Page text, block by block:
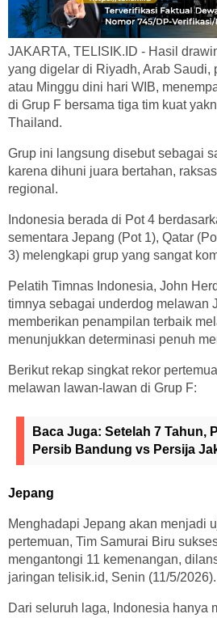
JAKARTA, TELISIK.ID - Hasil
yang digelar di Riyadh, Arab Saudi,
atau Minggu dini hari WIB,
di Grup F bersama tiga tim kuat
Thailand.
Grup ini langsung disebut sebagai
karena dihuni juara bertahan,
regional.
Indonesia berada di Pot 4
sementara Jepang (Pot 1), Qatar
3) melengkapi grup yang sangat
Pelatih Timnas Indonesia, John
timnya sebagai underdog melawan
memberikan penampilan terbaik
menunjukkan determinasi penuh
Berikut rekap singkat rekor
melawan lawan-lawan di Grup F:
Baca Juga: Setelah 7 Tahun,
Persib Bandung vs Persija
Jepang
Menghadapi Jepang akan menjadi
pertemuan, Tim Samurai Biru
mengantongi 11 kemenangan,
jaringan telisik.id, Senin (11/5/2026).
Dari seluruh laga, Indonesia hanya